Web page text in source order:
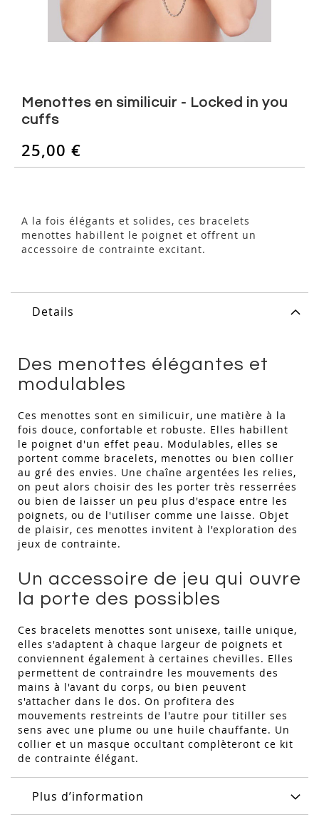
the
beginning
the
images
Menottes en similicuir - Locked in you
cuffs
25,00 €
A la fois élégants et solides, ces bracelets
menottes habillent le poignet et offrent un
accessoire de contrainte excitant.
Details
Des menottes élégantes et
modulables
Ces menottes sont en similicuir, une matière à la
fois douce, confortable et robuste. Elles habillent
le poignet d'un effet peau. Modulables, elles se
portent comme bracelets, menottes ou bien collier
au gré des envies. Une chaîne argentées les relies,
on peut alors choisir des les porter très resserrées
ou bien de laisser un peu plus d'espace entre les
poignets, ou de l'utiliser comme une laisse. Objet
de plaisir, ces menottes invitent à l'exploration des
jeux de contrainte.
Un accessoire de jeu qui ouvre
la porte des possibles
Ces bracelets menottes sont unisexe, taille unique,
elles s'adaptent à chaque largeur de poignets et
conviennent également à certaines chevilles. Elles
permettent de contraindre les mouvements des
mains à l'avant du corps, ou bien peuvent
s'attacher dans le dos. On profitera des
mouvements restreints de l'autre pour titiller ses
sens avec une plume ou une huile chauffante. Un
collier et un masque occultant complèteront ce kit
de contrainte élégant.
Plus d’information